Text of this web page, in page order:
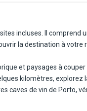
incluses. Il
la destination à votre
et paysages à
de Sintra avec ses palais magiques.
caves de vin de Porto,
la détente et aux